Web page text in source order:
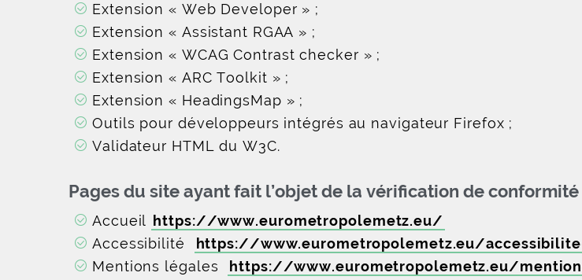
Extension « Web Developer » ;
Extension « Assistant RGAA » ;
Extension « WCAG Contrast checker » ;
Extension « ARC Toolkit » ;
Extension « HeadingsMap » ;
Outils pour développeurs intégrés au navigateur Firefox ;
Validateur HTML du W3C.
Pages du site ayant fait l’objet de la vérification de conformité
Accueil https://www.eurometropolemetz.eu/
Accessibilité
https://www.eurometropolemetz.eu/
Mentions légales
https://www.eurometropolemetz.eu/